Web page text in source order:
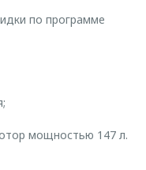
по программе
мощностью 147 л.